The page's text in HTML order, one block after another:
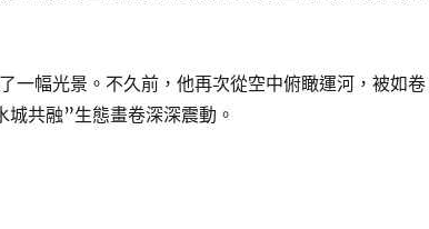
一幅光景。不久前，他再次從空中俯瞰運河，被如卷
共融”生態畫卷深深震動。